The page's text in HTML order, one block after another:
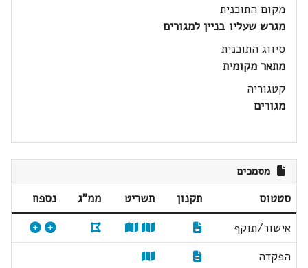
מקום התוכנית
מגרש שעליו בניין למגורים
סיווג התוכנית
מתאר מקומית
קטגוריה
מגורים
מסמכים
סטטוס תקנון תשריט ממ"ג
נספח
אישור/תוקף
הפקדה